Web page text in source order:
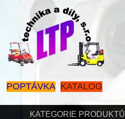
POPTÁVKA KATALOG
KATEGORIE PRODUKTŮ